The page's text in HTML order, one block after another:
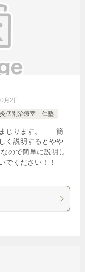
月2日
個別治療室 仁塾
まじります。 簡
く説明するとやや
ので簡単に説明し
でください！！